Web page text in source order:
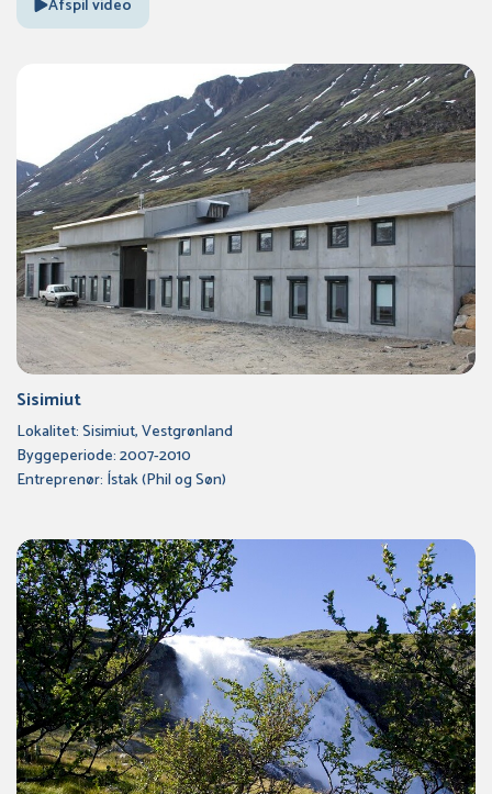
Afspil video
Sisimiut
Lokalitet: Sisimiut, Vestgrønland
Byggeperiode: 2007-2010
Entreprenør: Ístak (Phil og Søn)